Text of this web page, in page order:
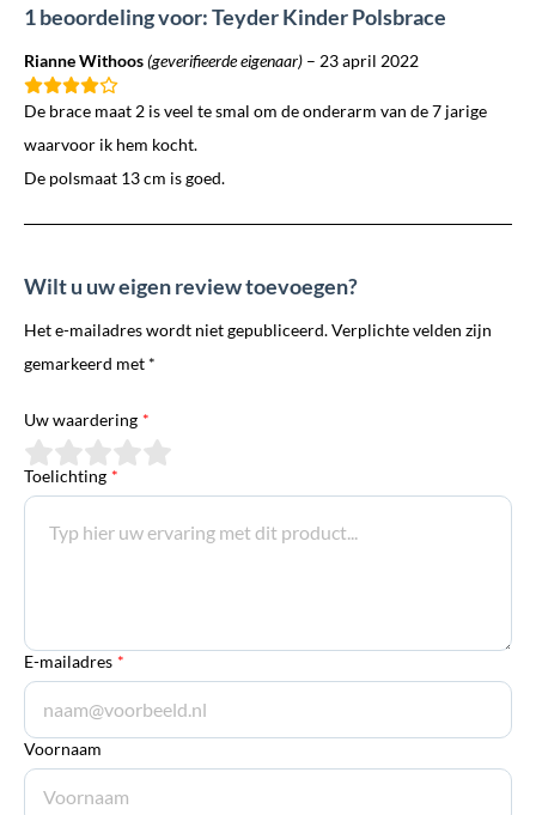
1 beoordeling voor: Teyder Kinder Polsbrace
Rianne Withoos(geverifieerde eigenaar) – 23 april 2022
De brace maat 2 is veel te smal om de onderarm van de 7 jarige
waarvoor ik hem kocht.
De polsmaat 13 cm is goed.
Wilt u uw eigen review toevoegen?
Het e-mailadres wordt niet gepubliceerd. Verplichte velden zijn
gemarkeerd met *
Uw waardering *
Toelichting *
E-mailadres *
Voornaam